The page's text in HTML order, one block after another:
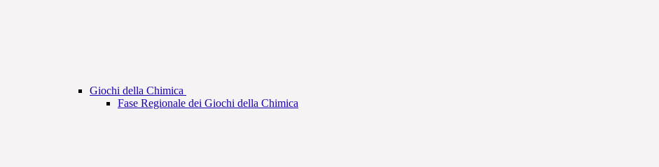
Giochi della Chimica
Fase Regionale dei Giochi della Chimica